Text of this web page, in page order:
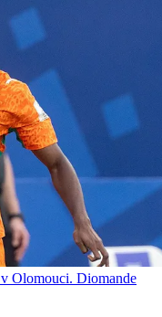
Olomouci. Diomande